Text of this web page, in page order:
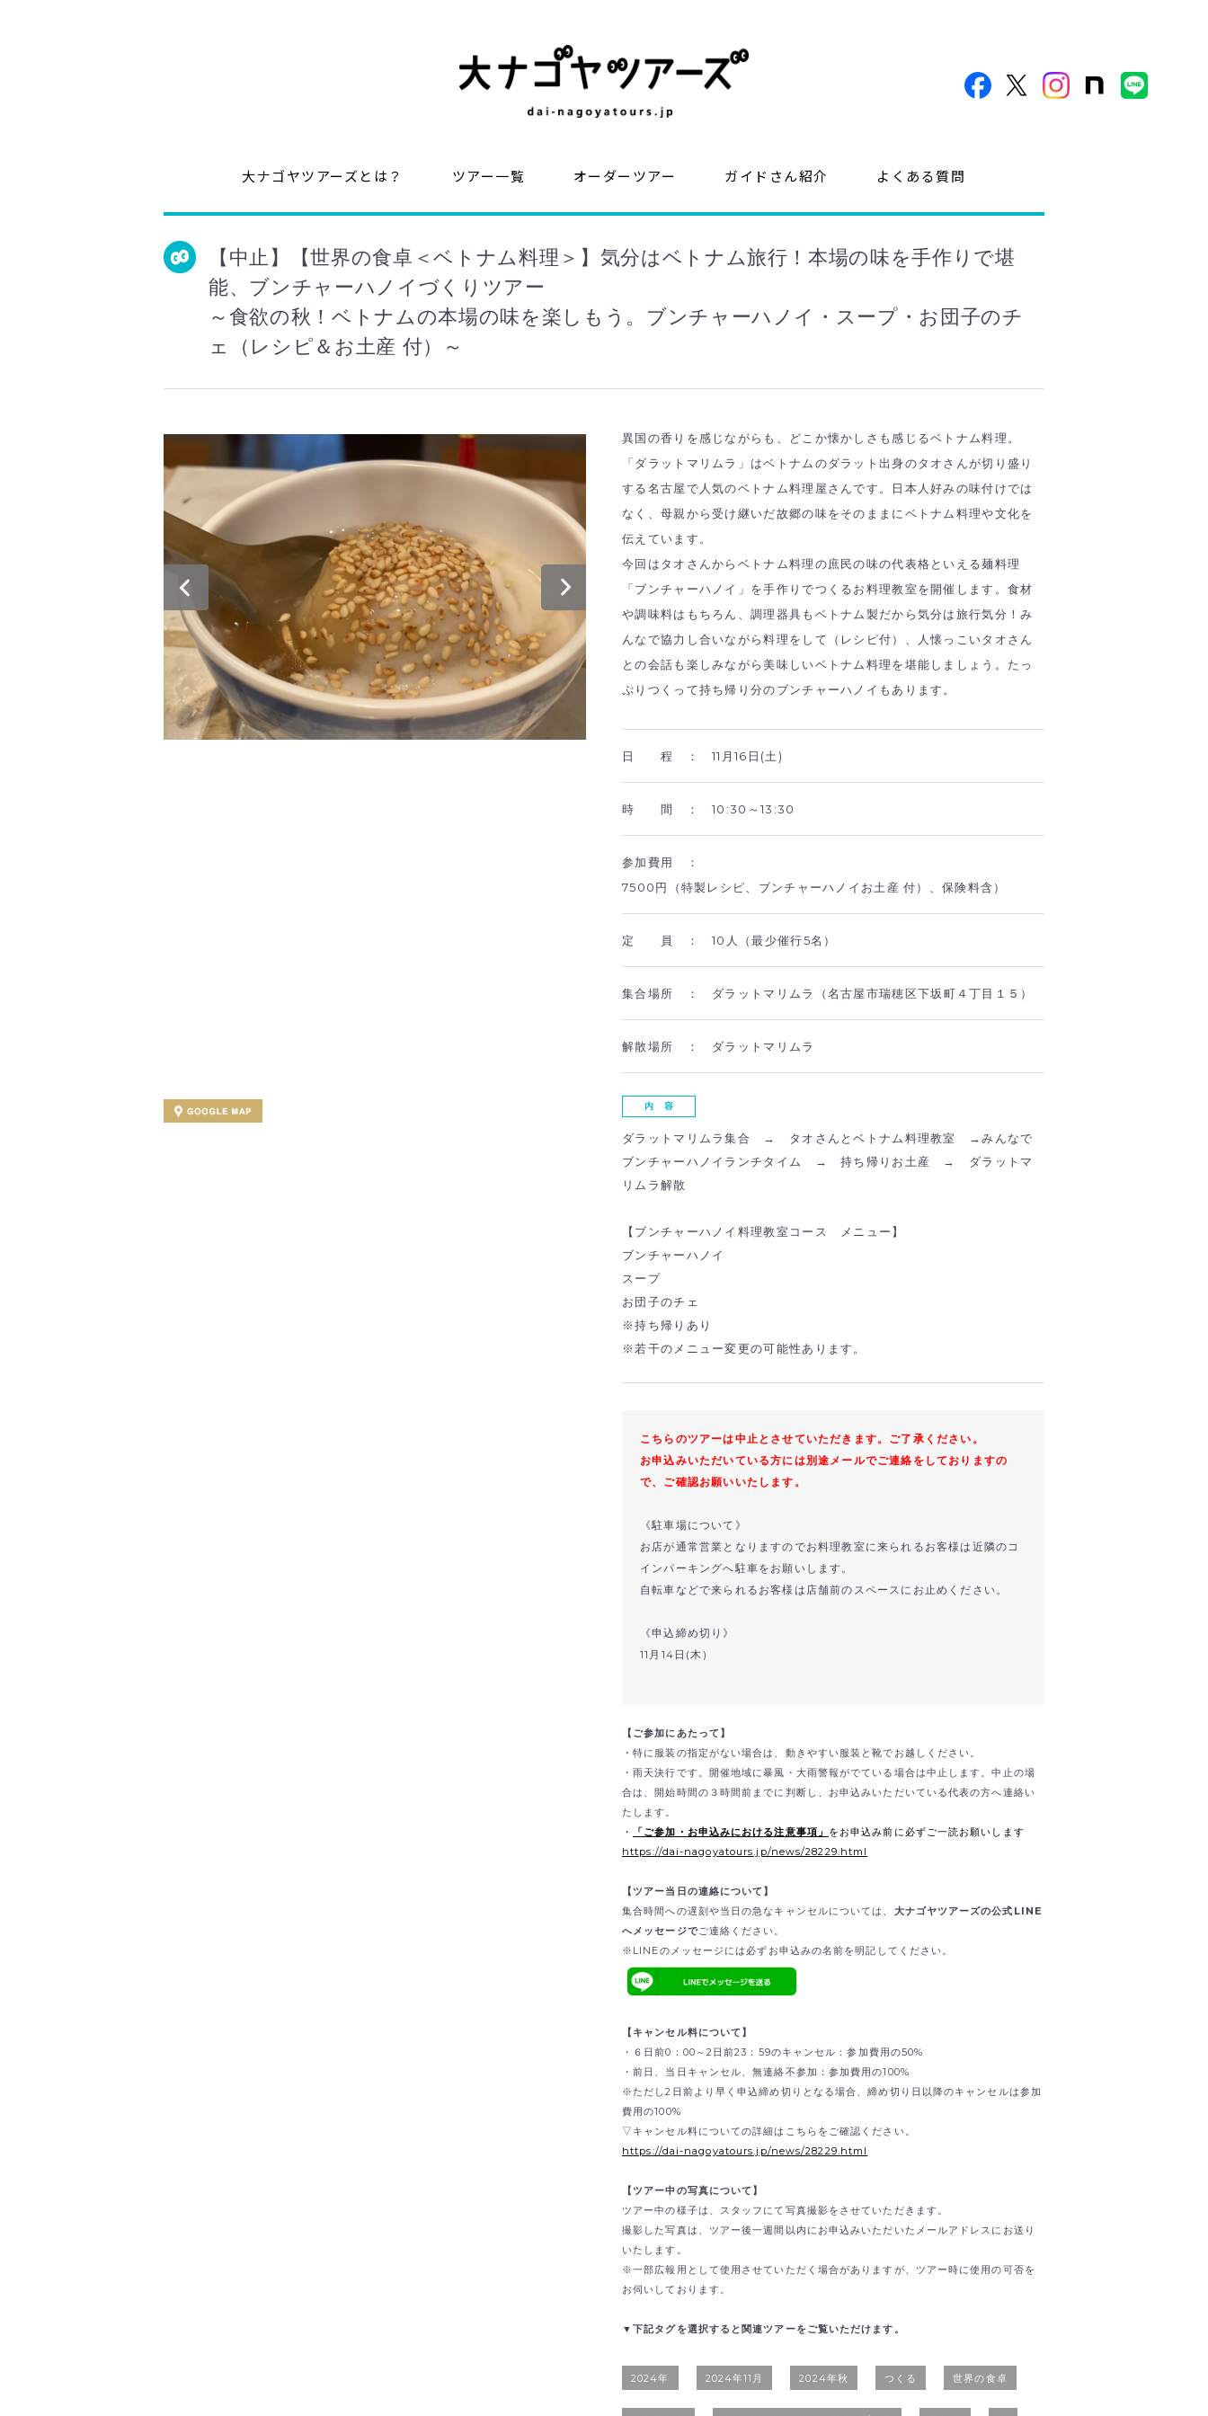
大ナゴヤツアーズとは？ ツアー一覧 オーダーツアー ガイドさん紹介 よくある質問
【中止】【世界の食卓＜ベトナム料理＞】気分はベトナム旅行！本場の味を手作りで堪
能、ブンチャーハノイづくりツアー
～食欲の秋！ベトナムの本場の味を楽しもう。ブンチャーハノイ・スープ・お団子のチ
ェ（レシピ＆お土産 付）～
異国の香りを感じながらも、どこか懐かしさも感じるベトナム料理。
「ダラットマリムラ」はベトナムのダラット出身のタオさんが切り盛り
する名古屋で人気のベトナム料理屋さんです。日本人好みの味付けでは
なく、母親から受け継いだ故郷の味をそのままにベトナム料理や文化を
伝えています。
今回はタオさんからベトナム料理の庶民の味の代表格といえる麺料理
「ブンチャーハノイ」を手作りでつくるお料理教室を開催します。食材
や調味料はもちろん、調理器具もベトナム製だから気分は旅行気分！み
んなで協力し合いながら料理をして（レシピ付）、人懐っこいタオさん
との会話も楽しみながら美味しいベトナム料理を堪能しましょう。たっ
ぷりつくって持ち帰り分のブンチャーハノイもあります。
日 程 ：11月16日(土)
時 間 ：10:30～13:30
参加費用 ：
7500円（特製レシピ、ブンチャーハノイお土産 付）、保険料含）
定 員 ：10人（最少催行5名）
集合場所 ： ダラットマリムラ（名古屋市瑞穂区下坂町４丁目１５）
解散場所 ： ダラットマリムラ
内 容
ダラットマリムラ集合 → タオさんとベトナム料理教室 →みんなで
ブンチャーハノイランチタイム → 持ち帰りお土産 → ダラットマ
リムラ解散
【ブンチャーハノイ料理教室コース メニュー】
ブンチャーハノイ
スープ
お団子のチェ
※持ち帰りあり
※若干のメニュー変更の可能性あります。
こちらのツアーは中止とさせていただきます。ご了承ください。
お申込みいただいている方には別途メールでご連絡をしておりますの
で、ご確認お願いいたします。
《駐車場について》
お店が通常営業となりますのでお料理教室に来られるお客様は近隣のコ
インパーキングへ駐車をお願いします。
自転車などで来られるお客様は店舗前のスペースにお止めください。
《申込締め切り》
11月14日(木)
【ご参加にあたって】
・特に服装の指定がない場合は、動きやすい服装と靴でお越しください。
・雨天決行です。開催地域に暴風・大雨警報がでている場合は中止します。中止の場
合は、開始時間の３時間前までに判断し、お申込みいただいている代表の方へ連絡い
たします。
・
「ご参加・お申込みにおける注意事項」 をお申込み前に必ずご一読お願いします
https://dai-nagoyatours.jp/news/28229.html
【ツアー当日の連絡について】
集合時間への遅刻や当日の急なキャンセルについては、 大ナゴヤツアーズの公式LINE
へメッセージでご連絡ください。
※LINEのメッセージには必ずお申込みの名前を明記してください。
【キャンセル料について】
・６日前0：00～2日前23：59のキャンセル：参加費用の50%
・前日、当日キャンセル、無連絡不参加：参加費用の100%
※ただし2日前より早く申込締め切りとなる場合、締め切り日以降のキャンセルは参加
費用の100%
▽キャンセル料についての詳細はこちらをご確認ください。
https://dai-nagoyatours.jp/news/28229.html
【ツアー中の写真について】
ツアー中の様子は、スタッフにて写真撮影をさせていただきます。
撮影した写真は、ツアー後一週間以内にお申込みいただいたメールアドレスにお送り
いたします。
※一部広報用として使用させていただく場合がありますが、ツアー時に使用の可否を
お伺いしております。
▼下記タグを選択すると関連ツアーをご覧いただけます。
2024年 2024年11月 2024年秋 つくる 世界の食卓